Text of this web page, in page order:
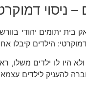
ניסוי
קורצ'אק בית יתומים
הילדים קיבלו
היו לו ילדים משלו,
להעניק לילדים